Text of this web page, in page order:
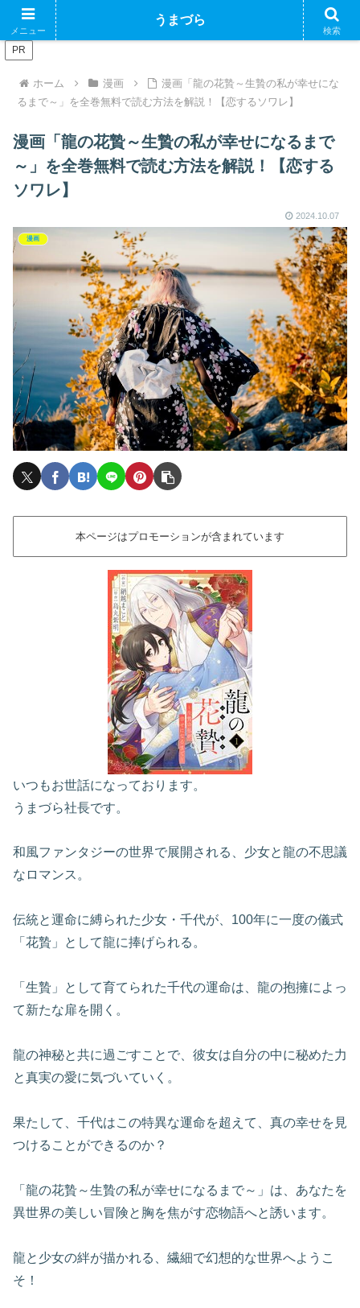
ブログで収益化できるかやってみるブログ
PR
ホーム 漫画
漫画「龍の花贄～生贄の私が幸せにな
るまで～」を全巻無料で読む方法を解説！【恋するソワレ】
漫画「龍の花贄～生贄の私が幸せになるまで
～」を全巻無料で読む方法を解説！【恋する
ソワレ】
2024.10.07
漫画
本ページはプロモーションが含まれています
いつもお世話になっております。
うまづら社長です。
和風ファンタジーの世界で展開される、少女と龍の不思議
なロマンス。
伝統と運命に縛られた少女・千代が、100年に一度の儀式
「花贄」として龍に捧げられる。
「生贄」として育てられた千代の運命は、龍の抱擁によっ
て新たな扉を開く。
龍の神秘と共に過ごすことで、彼女は自分の中に秘めた力
と真実の愛に気づいていく。
果たして、千代はこの特異な運命を超えて、真の幸せを見
つけることができるのか？
「龍の花贄～生贄の私が幸せになるまで～」は、あなたを
異世界の美しい冒険と胸を焦がす恋物語へと誘います。
龍と少女の絆が描かれる、繊細で幻想的な世界へようこ
そ！
メニュー
うまづら
検索